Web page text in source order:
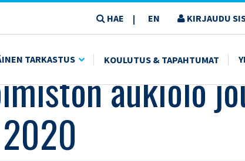
HAE | EN KIRJAUDU
TARKASTUS KOULUTUS & TAPAHTUMAT
aukiolo